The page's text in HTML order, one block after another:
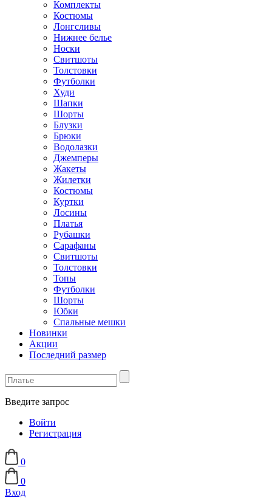
Комплекты
Костюмы
Лонгсливы
Нижнее белье
Носки
Свитшоты
Толстовки
Футболки
Худи
Шапки
Шорты
Блузки
Брюки
Водолазки
Джемперы
Жакеты
Жилетки
Костюмы
Куртки
Лосины
Платья
Рубашки
Сарафаны
Свитшоты
Толстовки
Топы
Футболки
Шорты
Юбки
Спальные мешки
Новинки
Акции
Последний размер
Введите запрос
Войти
Регистрация
0
0
Вход